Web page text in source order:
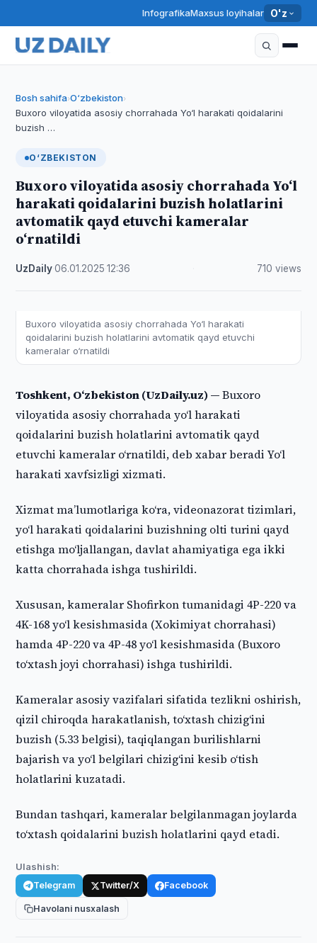
InfografikaMaxsus loyihalar O'z
Bosh sahifa›O‘zbekiston›
Buxoro viloyatida asosiy chorrahada Yo‘l harakati qoidalarini
buzish …
O‘ZBEKISTON
Buxoro viloyatida asosiy chorrahada Yo‘l
harakati qoidalarini buzish holatlarini
avtomatik qayd etuvchi kameralar
o‘rnatildi
UzDaily·06.01.2025 ·12:36 710 views
Buxoro viloyatida asosiy chorrahada Yo‘l harakati
qoidalarini buzish holatlarini avtomatik qayd etuvchi
kameralar o‘rnatildi
Toshkent, O‘zbekiston (UzDaily.uz) —Buxoro
viloyatida asosiy chorrahada yo‘l harakati
qoidalarini buzish holatlarini avtomatik qayd
etuvchi kameralar o‘rnatildi, deb xabar beradi Yo‘l
harakati xavfsizligi xizmati.
Xizmat ma’lumotlariga ko‘ra, videonazorat tizimlari,
yo‘l harakati qoidalarini buzishning olti turini qayd
etishga mo‘ljallangan, davlat ahamiyatiga ega ikki
katta chorrahada ishga tushirildi.
Xususan, kameralar Shofirkon tumanidagi 4P-220 va
4K-168 yo‘l kesishmasida (Xokimiyat chorrahasi)
hamda 4P-220 va 4P-48 yo‘l kesishmasida (Buxoro
to‘xtash joyi chorrahasi) ishga tushirildi.
Kameralar asosiy vazifalari sifatida tezlikni oshirish,
qizil chiroqda harakatlanish, to‘xtash chizig‘ini
buzish (5.33 belgisi), taqiqlangan burilishlarni
bajarish va yo‘l belgilari chizig‘ini kesib o‘tish
holatlarini kuzatadi.
Bundan tashqari, kameralar belgilanmagan joylarda
to‘xtash qoidalarini buzish holatlarini qayd etadi.
Ulashish:
Telegram Twitter/X Facebook
Havolani nusxalash